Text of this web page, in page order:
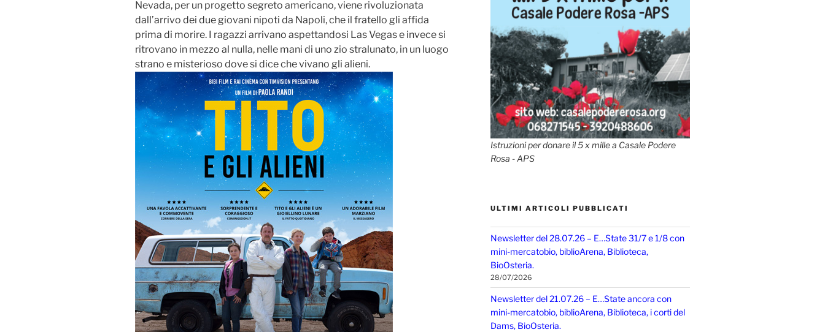
Nevada, per un progetto segreto americano, viene rivoluzionata
dall’arrivo dei due giovani nipoti da Napoli, che il fratello gli affida
prima di morire. I ragazzi arrivano aspettandosi Las Vegas e invece si
ritrovano in mezzo al nulla, nelle mani di uno zio stralunato, in un luogo
strano e misterioso dove si dice che vivano gli alieni.
Istruzioni per donare il 5 x mille a Casale Podere
Rosa - APS
ULTIMI ARTICOLI PUBBLICATI
Newsletter del 28.07.26 – E…State 31/7 e 1/8 con
mini-mercatobio, biblioArena, Biblioteca,
BioOsteria.
28/07/2026
Newsletter del 21.07.26 – E…State ancora con
mini-mercatobio, biblioArena, Biblioteca, i corti del
Dams, BioOsteria.